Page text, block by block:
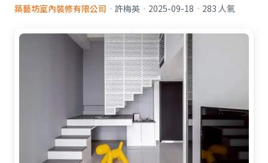
築藝坊室內裝修有限公司 · 許梅英 · 2025-09-18 · 283 人氣